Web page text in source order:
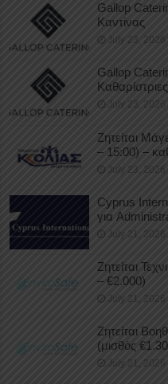
Gallop
Καντίνας
July 23, 2026
Gallop
Καθαρίστριες
July 23, 2026
Ζητείται
– 15:00) –
July 23, 2026
Cyprus
για
July 21, 2026
Ζητείται
– €2.000)
July 21, 2026
Ζητείται
(μισθός
July 21, 2026